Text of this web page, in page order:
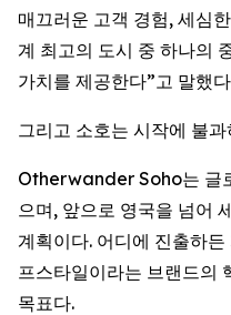
매끄러운 고객 경험, 세심
계 최고의 도시 중 하나의
가치를 제공한다”고 말했
그리고 소호는 시작에 불과
Otherwander Soho는 글
으며, 앞으로 영국을 넘어
계획이다. 어디에 진출하
프스타일이라는 브랜드의
목표다.